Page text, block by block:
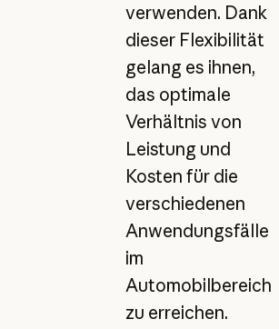
verwenden. Dank
dieser Flexibilität
gelang es ihnen,
das optimale
Verhältnis von
Leistung und
Kosten für die
verschiedenen
Anwendungsfälle
im
Automobilbereich
zu erreichen.